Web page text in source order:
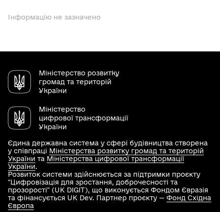
Інформацію не зазначено
Міністерство розвитку
громад та територій
України
Міністерство
цифрової трансформації
України
Єдина державна система у сфері будівництва створена
у співпраці Міністерства розвитку громад та територій
України та Міністерства цифрової трансформації
України.
Розвиток системи здійснюється за підтримки проєкту
"Цифровізація для зростання, доброчесності та
прозорості" (UK DIGIT), що виконується Фондом Євразія
та фінансується UK Dev. Партнер проєкту — Фонд Східна
Європа